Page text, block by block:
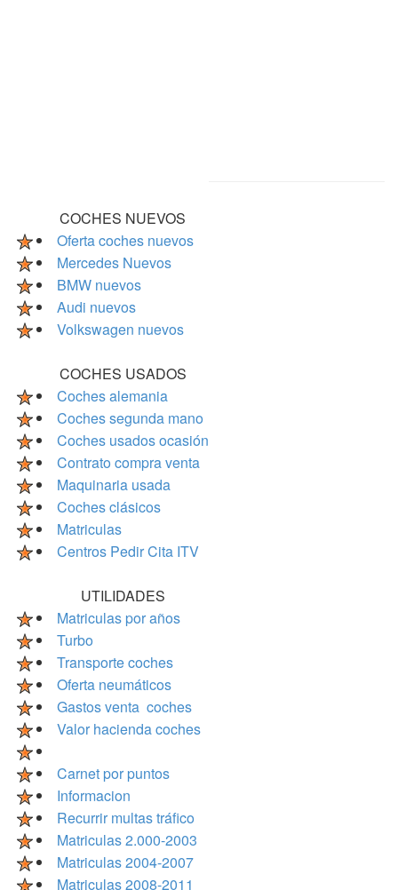
COCHES NUEVOS
Oferta coches nuevos
Mercedes Nuevos
BMW nuevos
Audi nuevos
Volkswagen nuevos
COCHES USADOS
Coches alemania
Coches segunda mano
Coches usados ocasión
Contrato compra venta
Maquinaria usada
Coches clásicos
Matriculas
Centros Pedir Cita ITV
UTILIDADES
Matriculas por años
Turbo
Transporte coches
Oferta neumáticos
Gastos venta coches
Valor hacienda coches
Carnet por puntos
Informacion
Recurrir multas tráfico
Matriculas 2.000-2003
Matriculas 2004-2007
Matriculas 2008-2011